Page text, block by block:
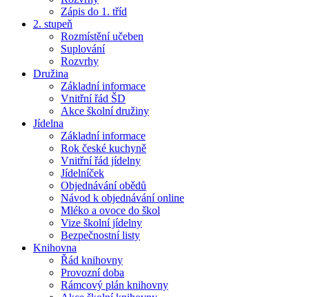
Zápis do 1. tříd
2. stupeň
Rozmístění učeben
Suplování
Rozvrhy
Družina
Základní informace
Vnitřní řád ŠD
Akce školní družiny
Jídelna
Základní informace
Rok české kuchyně
Vnitřní řád jídelny
Jídelníček
Objednávání obědů
Návod k objednávání online
Mléko a ovoce do škol
Vize školní jídelny
Bezpečnostní listy
Knihovna
Řád knihovny
Provozní doba
Rámcový plán knihovny